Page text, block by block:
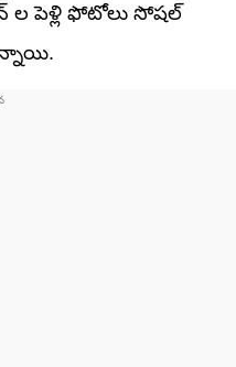
ల పెళ్లి ఫోటోలు సోషల్